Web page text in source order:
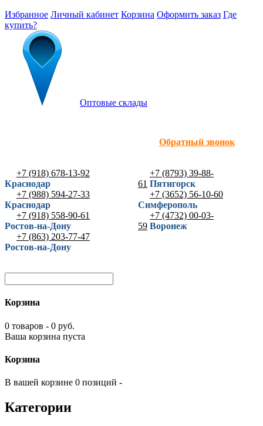
Избранное Личный кабинет Корзина Оформить заказ Где
купить?
Оптовые склады
Обратный звонок
+7 (918) 678-13-92
Краснодар
+7 (988) 594-27-33
Краснодар
+7 (918) 558-90-61
Ростов-на-Дону
+7 (863) 203-77-47
Ростов-на-Дону
+7 (8793) 39-88-
61 Пятигорск
+7 (3652) 56-10-60
Симферополь
+7 (4732) 00-03-
59 Воронеж
Корзина
0 товаров - 0 руб.
Ваша корзина пуста
Корзина
В вашей корзине 0 позиций -
Категории